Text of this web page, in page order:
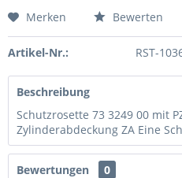
Merken Bewerten
Artikel-Nr.: RST-
Beschreibung
Schutzrosette 73 3249 00 mit
Zylinderabdeckung ZA Eine
Bewertungen
0